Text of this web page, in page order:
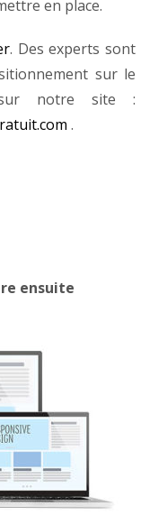
en place.
. Des experts sont
sur le
sur notre site :
.
ensuite